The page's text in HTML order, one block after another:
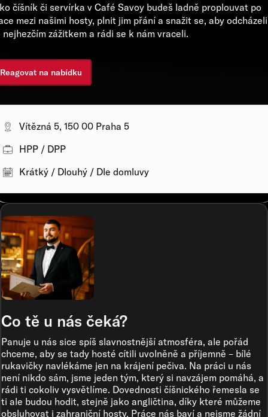
číšník či servírka v Café Savoy budeš ladně proplouvat po
mezi našimi hosty, plnit jim přání a snažit se, aby
nejhezčím zážitkem a rádi se k nám vraceli.
Reagovat na nabídku
Vítězná 5, 150 00 Praha 5
HPP / DPP
Krátký / Dlouhý / Dle domluvy
Co tě u nás čeká?
Panuje u nás sice spíš slavnostnější atmosféra, ale pořád
chceme, aby se tady hosté cítili uvolněně a příjemně – bílé
rukavičky navlékáme jen na krájení pečiva. Na práci u nás
není nikdo sám, jsme jeden tým, který si navzájem pomáhá, a
rádi ti cokoliv vysvětlíme. Dovednosti číšnického řemesla se
ti ale budou hodit, stejně jako angličtina, díky které můžeme
obsluhovat i zahraniční hosty. Práce nás baví a nejsme žádní